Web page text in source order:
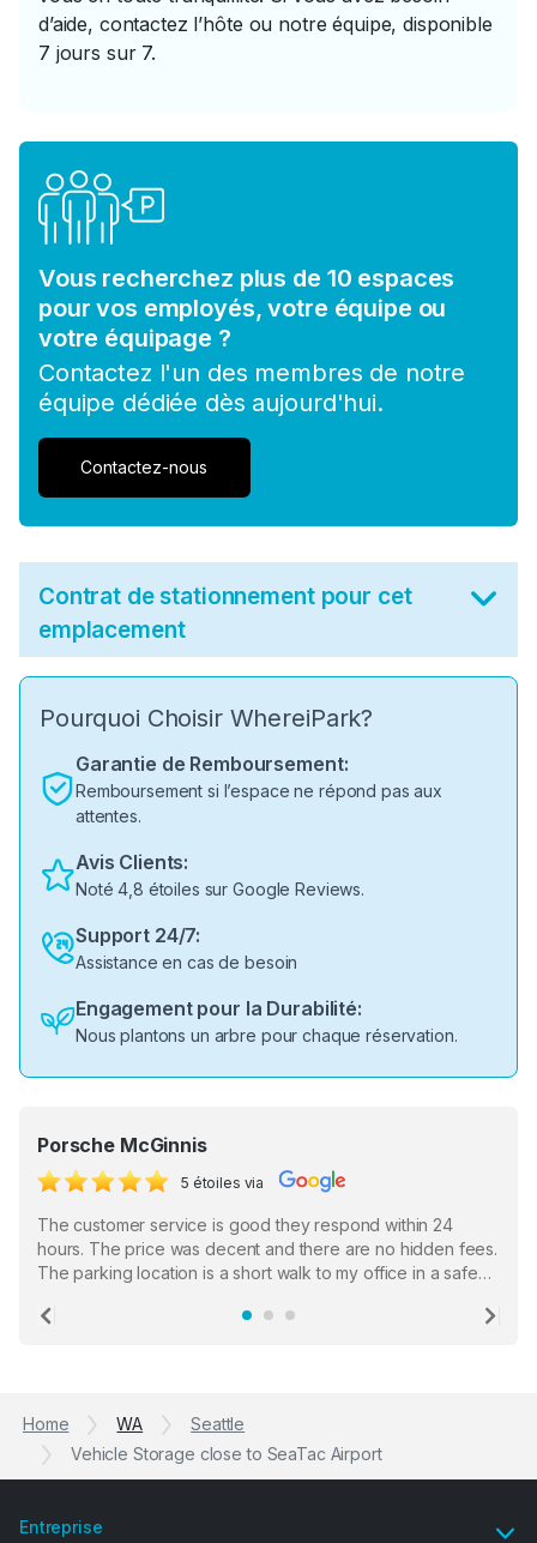
d’aide, contactez l’hôte ou notre équipe, disponible
7 jours sur 7.
Vous recherchez plus de 10 espaces
pour vos employés, votre équipe ou
votre équipage ?
Contactez l'un des membres de notre
équipe dédiée dès aujourd'hui.
Contactez-nous
Contrat de stationnement pour cet
emplacement
Pourquoi Choisir WhereiPark?
Garantie de Remboursement:
Remboursement si l’espace ne répond pas aux
attentes.
Avis Clients:
Noté 4,8 étoiles sur Google Reviews.
Support 24/7:
Assistance en cas de besoin
Engagement pour la Durabilité:
Nous plantons un arbre pour chaque réservation.
Porsche McGinnis
5 étoiles via
The customer service is good they respond within 24
hours. The price was decent and there are no hidden fees.
The parking location is a short walk to my office in a safe
the staff who serve as a third party in distributing the
Previous
Home WA
Seattle
Vehicle Storage close to SeaTac Airport
Entreprise